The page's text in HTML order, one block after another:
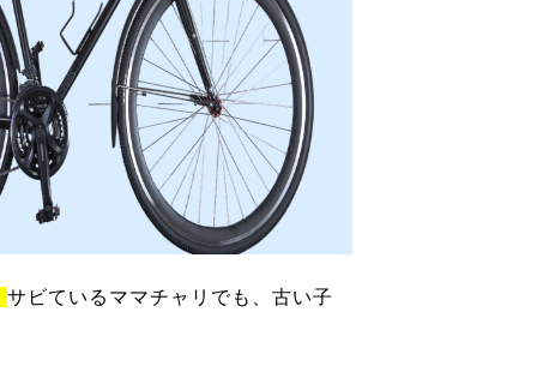
サビているママチャリでも、古い子